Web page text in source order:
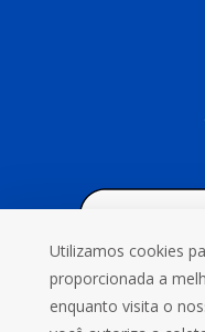
Utilizamos cookies
proporcionada a
enquanto visita o